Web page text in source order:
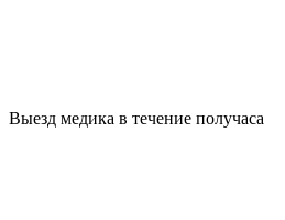
Выезд медика в течение получаса